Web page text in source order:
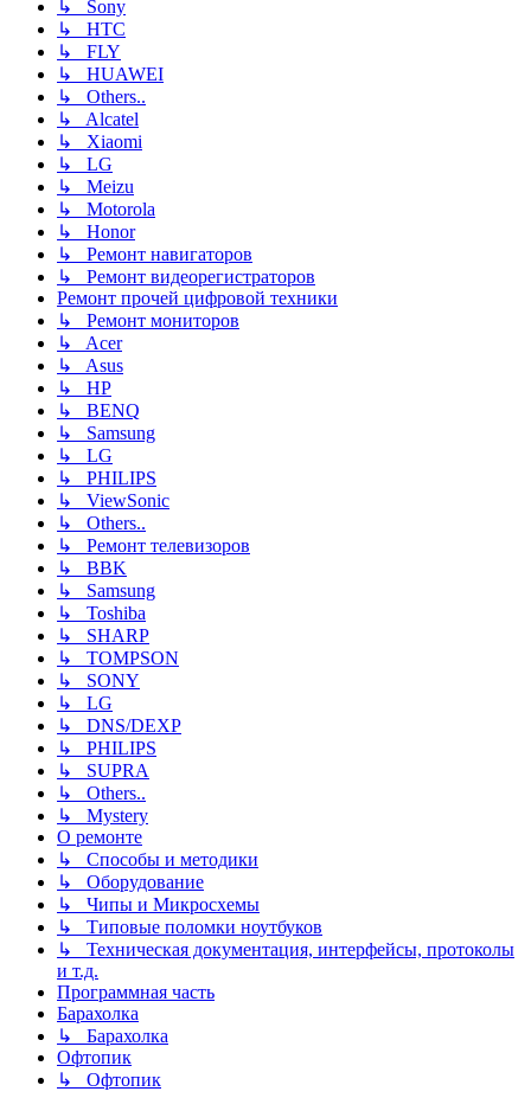
↳ Sony
↳ HTC
↳ FLY
↳ HUAWEI
↳ Others..
↳ Alcatel
↳ Xiaomi
↳ LG
↳ Meizu
↳ Motorola
↳ Honor
↳ Ремонт навигаторов
↳ Ремонт видеорегистраторов
Ремонт прочей цифровой техники
↳ Ремонт мониторов
↳ Acer
↳ Asus
↳ HP
↳ BENQ
↳ Samsung
↳ LG
↳ PHILIPS
↳ ViewSonic
↳ Others..
↳ Ремонт телевизоров
↳ BBK
↳ Samsung
↳ Toshiba
↳ SHARP
↳ TOMPSON
↳ SONY
↳ LG
↳ DNS/DEXP
↳ PHILIPS
↳ SUPRA
↳ Others..
↳ Mystery
О ремонте
↳ Способы и методики
↳ Оборудование
↳ Чипы и Микросхемы
↳ Типовые поломки ноутбуков
↳ Техническая документация, интерфейсы, протоколы
и т.д.
Программная часть
Барахолка
↳ Барахолка
Офтопик
↳ Офтопик